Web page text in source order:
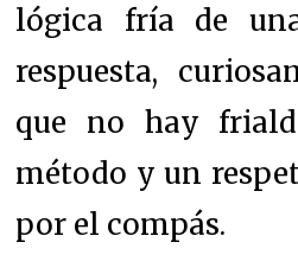
lógica fría de
respuesta,
que no hay
método y un
por el compás.